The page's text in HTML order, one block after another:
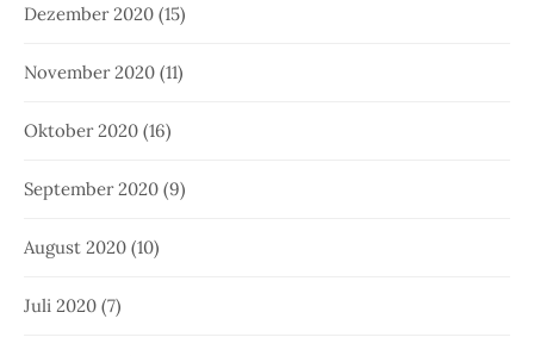
Dezember 2020 (15)
November 2020 (11)
Oktober 2020 (16)
September 2020 (9)
August 2020 (10)
Juli 2020 (7)